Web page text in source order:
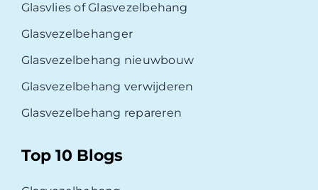
Glasvlies of Glasvezelbehang
Glasvezelbehanger
Glasvezelbehang nieuwbouw
Glasvezelbehang verwijderen
Glasvezelbehang repareren
Top 10 Blogs